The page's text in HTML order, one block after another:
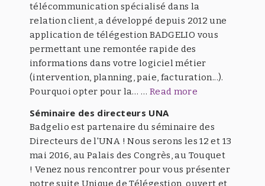
télécommunication spécialisé dans la
relation client, a développé depuis 2012 une
application de télégestion BADGELIO vous
permettant une remontée rapide des
informations dans votre logiciel métier
(intervention, planning, paie, facturation...).
Pourquoi opter pour la… … Read more
Séminaire des directeurs UNA
Badgelio est partenaire du séminaire des
Directeurs de l'UNA ! Nous serons les 12 et 13
mai 2016, au Palais des Congrès, au Touquet
! Venez nous rencontrer pour vous présenter
notre suite Unique de Télégestion, ouvert et